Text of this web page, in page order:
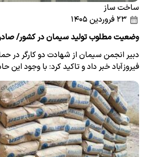
ساخت ساز
وضعیت مطلوب تولید سیمان در کشور/
دبیر انجمن سیمان از شهادت دو کارگر در
فیروزآباد خبر داد و تاکید کرد: با وجود